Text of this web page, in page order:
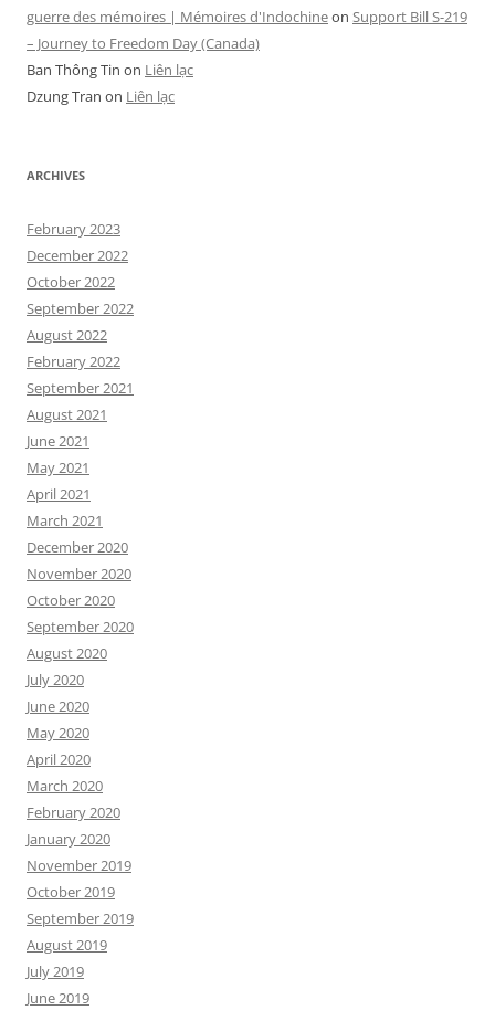
guerre des mémoires | Mémoires d'Indochineon Support Bill S-219
– Journey to Freedom Day (Canada)
Ban Thông Tin on Liên lạc
Dzung Tran on Liên lạc
ARCHIVES
February 2023
December 2022
October 2022
September 2022
August 2022
February 2022
September 2021
August 2021
June 2021
May 2021
April 2021
March 2021
December 2020
November 2020
October 2020
September 2020
August 2020
July 2020
June 2020
May 2020
April 2020
March 2020
February 2020
January 2020
November 2019
October 2019
September 2019
August 2019
July 2019
June 2019